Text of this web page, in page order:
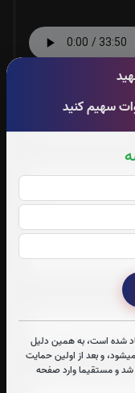
سهیم کنید
شده است، به همین دلیل
و بعد از اولین حمایت
شد و مستقیما وارد صفحه